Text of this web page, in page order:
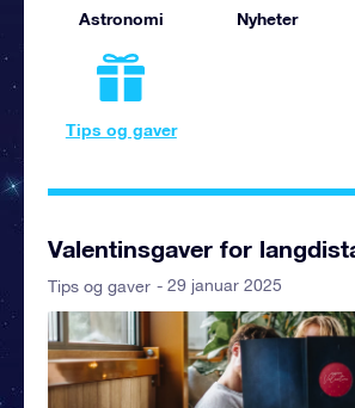
Astronomi Nyheter
Tips og gaver
Valentinsgaver for
Tips og gaver - 29 januar 2025